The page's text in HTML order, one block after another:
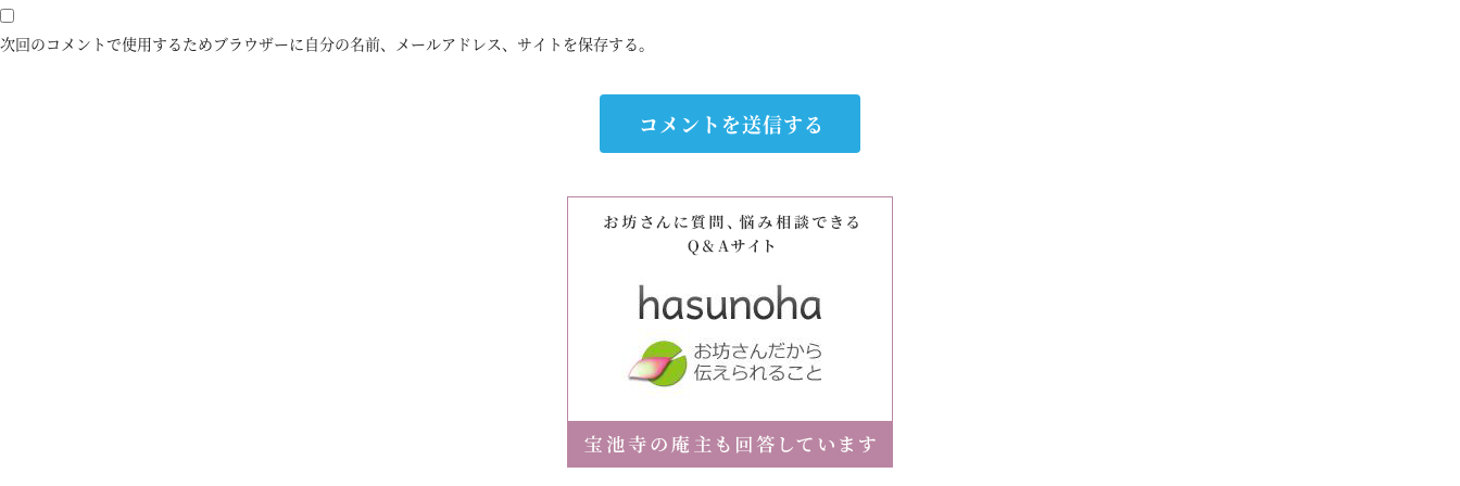
次回のコメントで使用するためブラウザーに自分の名前、メールアドレス、サイトを保存する。